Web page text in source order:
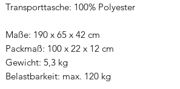
Transporttasche: 100% Polyester
Maße: 190 x 65 x 42 cm
Packmaß: 100 x 22 x 12 cm
Gewicht: 5,3 kg
Belastbarkeit: max. 120 kg